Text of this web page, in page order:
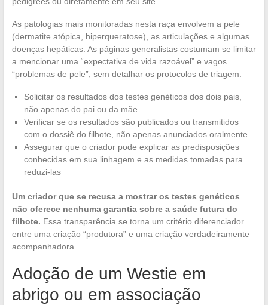
As patologias mais monitoradas nesta raça envolvem a pele
(dermatite atópica, hiperqueratose), as articulações e algumas
doenças hepáticas. As páginas generalistas costumam se limitar
a mencionar uma “expectativa de vida razoável” e vagos
“problemas de pele”, sem detalhar os protocolos de triagem.
Solicitar os resultados dos testes genéticos dos dois pais,
não apenas do pai ou da mãe
Verificar se os resultados são publicados ou transmitidos
com o dossiê do filhote, não apenas anunciados oralmente
Assegurar que o criador pode explicar as predisposições
conhecidas em sua linhagem e as medidas tomadas para
reduzi-las
Um criador que se recusa a mostrar os testes genéticos
não oferece nenhuma garantia sobre a saúde futura do
filhote. Essa transparência se torna um critério diferenciador
entre uma criação “produtora” e uma criação verdadeiramente
acompanhadora.
Adoção de um Westie em
abrigo ou em associação